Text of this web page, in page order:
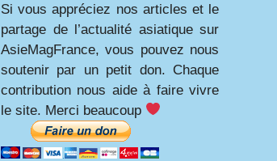
Si vous appréciez nos articles et le
partage de l’actualité asiatique sur
AsieMagFrance, vous pouvez nous
soutenir par un petit don. Chaque
contribution nous aide à faire vivre
le site. Merci beaucoup